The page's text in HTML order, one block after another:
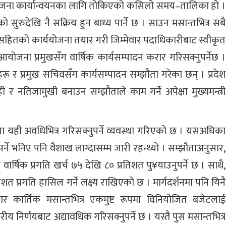
कार्यान्वयनका लागि तोकिएको कसिलो समय–तालिका हो ।
सुरुदेखि नै सक्रिय हुन बाध्य पार्ने छ । साउन मसान्तभित्र सबै
कार्ययोजना तयार गरी जिम्मेवार पदाधिकारीबाट स्वीकृत
प्रमुखसँग वार्षिक कार्यसम्पादन करार गरिसक्नुपर्नेछ ।
र प्रमुख सचिवसँग कार्यसम्पादन सम्झौता गरेका छन् । प्रदेश
नतिजामुखी बनाउन सम्झौताले काम गर्ने अपेक्षा मुख्यमन्त्री
अवधिभित्र गरिसक्नुपर्ने व्यवस्था गरिएको छ । यसअघिका
भनिए पनि वैशाख लाग्दासम्म जारी रहन्थ्यो । सम्झौताअनुसार,
प्रगति खर्च ७५ देखि ८० प्रतिशत पु¥याउनुपर्ने छ । ‎साथै,
प्रगति हासिल गर्ने लक्ष्य राखिएको छ । मार्गदर्शनमा पनि यिनै
मसान्तभित्र एकमुष्ट रूपमा विनियोजित बजेटलाई
निर्णयबाट अद्यावधिक गरिसक्नुपर्ने छ । यस्तै पुस मसान्तभित्र